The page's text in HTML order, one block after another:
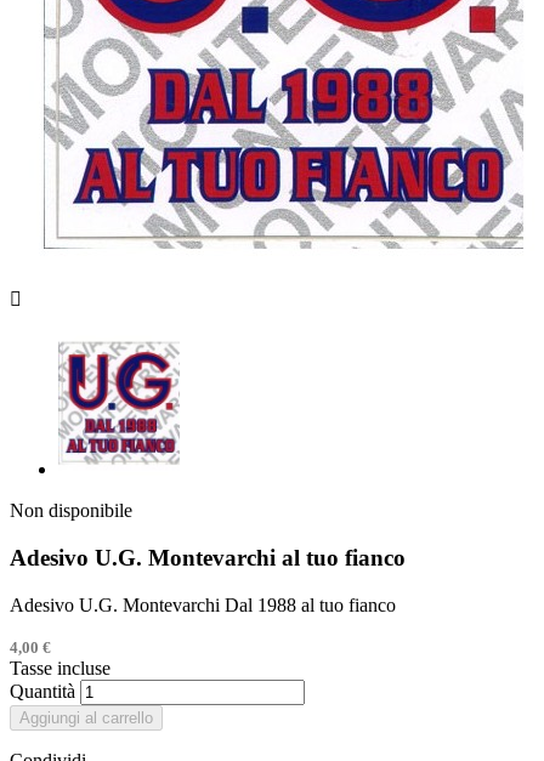

Non disponibile
Adesivo U.G. Montevarchi al tuo fianco
Adesivo U.G. Montevarchi Dal 1988 al tuo fianco
4,00 €
Tasse incluse
Quantità
Aggiungi al carrello